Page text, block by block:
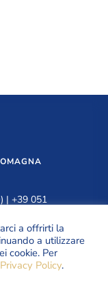
| +39 051
a offrirti la
a utilizzare
cookie. Per
Privacy Policy.